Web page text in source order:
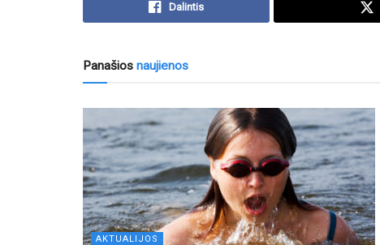
Dalintis
Panašios naujienos
AKTUALIJOS